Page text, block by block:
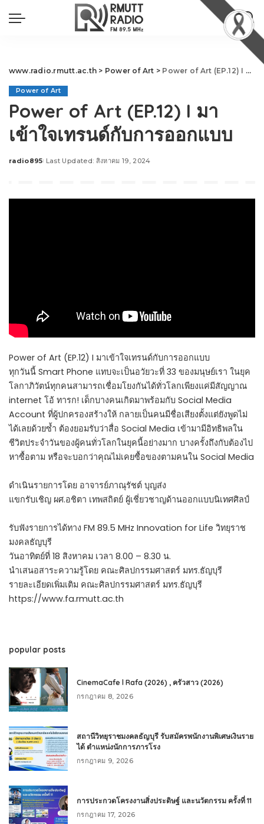
www.radio.rmutt.ac.th > Power of Art > Power of Art (EP.12) I มาเข้าใจเทรนด์กับการออกแบบ
Power of Art
Power of Art (EP.12) I มา
เข้าใจเทรนด์กับการออกแบบ
Posted
radio895 Last Updated: สิงหาคม 19, 2024
Power of Art (EP.12) I มาเข้าใจเทรนด์กับการออกแบบ
ทุกวันนี้ Smart Phone แทบจะเป็นอวัยวะที่ 33 ของมนุษย์เรา ในยุค
โลกาภิวัตน์ทุกคนสามารถเชื่อมโยงกันได้ทั่วโลกเพียงแค่มีสัญญาณ
internet โอ้ ทารก! เด็กบางคนเกิดมาพร้อมกับ Social Media
Account ที่ผู้ปกครองสร้างให้ กลายเป็นคนมีชื่อเสียงตั้งแต่ยังพูดไม่
ได้เลยด้วยซ้ำ ต้องยอมรับว่าสื่อ Social Media เข้ามามีอิทธิพลใน
ชีวิตประจำวันของผู้คนทั่วโลกในยุคนี้อย่างมาก บางครั้งถึงกับต้องไป
หาซื้อตาม หรือจะบอกว่าคุณไม่เคยซื้อของตามคนใน Social Media
ดำเนินรายการโดย อาจารย์ภาณุรัชต์ บุญส่ง
แขกรับเชิญ ผศ.อชิตา เทพสถิตย์ ผู้เชี่ยวชาญด้านออกแบบนิเทศศิลป์
รับฟังรายการได้ทาง FM 89.5 MHz Innovation for Life วิทยุราช
มงคลธัญบุรี
วันอาทิตย์ที่ 18 สิงหาคม เวลา 8.00 – 8.30 น.
นำเสนอสาระความรู้โดย คณะศิลปกรรมศาสตร์ มทร.ธัญบุรี
รายละเอียดเพิ่มเติม คณะศิลปกรรมศาสตร์ มทร.ธัญบุรี
https://www.fa.rmutt.ac.th
popular posts
CinemaCafe l Rafa (2026) , ครัวสาว (2026)
กรกฎาคม 8, 2026
สถานีวิทยุราชมงคลธัญบุรี รับสมัครพนักงานพิเศษเงินราย
ได้ ตำแหน่งนักการภารโรง
กรกฎาคม 9, 2026
การประกวดโครงงานสิ่งประดิษฐ์ และนวัตกรรม ครั้งที่ 11
กรกฎาคม 17, 2026